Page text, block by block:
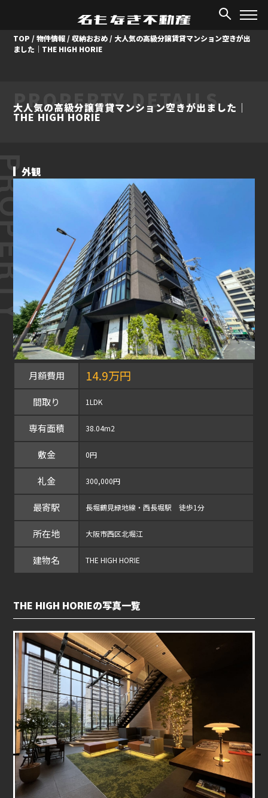
TOP /物件情報 /収納おおめ / 大人気の高級分譲賃貸マンション空きが出
ました｜THE HIGH HORIE
PROPERTY DETAILS
大人気の高級分譲賃貸マンション空きが出ました｜
THE HIGH HORIE
外観
月額費用 14.9万円
間取り 1LDK
専有面積 38.04m2
敷金 0円
礼金 300,000円
最寄駅 長堀鶴見緑地線・西長堀駅 徒歩1分
所在地 大阪市西区北堀江
建物名 THE HIGH HORIE
THE HIGH HORIEの写真一覧